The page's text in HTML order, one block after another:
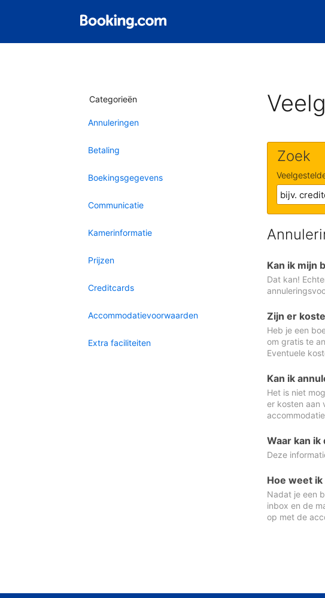
Categorieën
Annuleringen
Betaling
Boekingsgegevens
Communicatie
Kamerinformatie
Prijzen
Creditcards
Accommodatievoorwaarden
Extra faciliteiten
Zoek
Kan ik mijn
Dat kan!
Zijn er
Heb je een
om gratis te
Eventuele
Kan ik
Het is niet
er kosten aan
Waar kan
Deze
Hoe weet
Nadat je een
inbox en de
op met de